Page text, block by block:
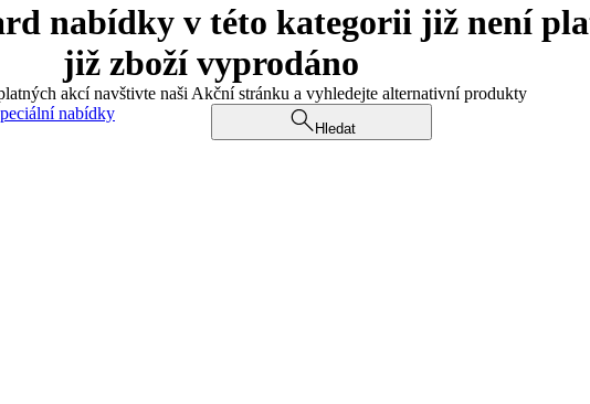
nabídky v této kategorii již není
již zboží vyprodáno
akcí navštivte naši Akční stránku a vyhledejte alternativní produkty
nabídky
Hledat